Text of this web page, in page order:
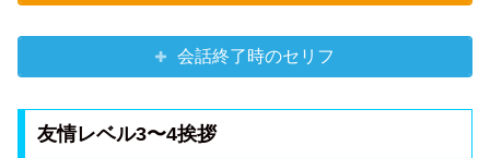
会話終了時のセリフ
友情レベル3〜4挨拶